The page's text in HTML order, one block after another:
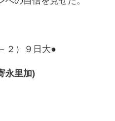
２）９日大●
永里加)